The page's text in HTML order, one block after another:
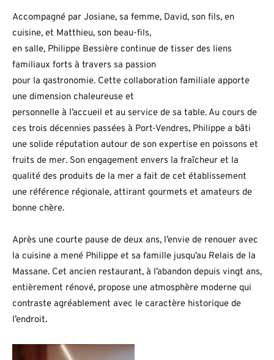
Accompagné par Josiane, sa femme, David, son fils, en
cuisine, et Matthieu, son beau-fils,
en salle, Philippe Bessière continue de tisser des liens
familiaux forts à travers sa passion
pour la gastronomie. Cette collaboration familiale apporte
une dimension chaleureuse et
personnelle à l’accueil et au service de sa table. Au cours de
ces trois décennies passées à Port-Vendres, Philippe a bâti
une solide réputation autour de son expertise en poissons et
fruits de mer. Son engagement envers la fraîcheur et la
qualité des produits de la mer a fait de cet établissement
une référence régionale, attirant gourmets et amateurs de
bonne chère.
Après une courte pause de deux ans, l’envie de renouer avec
la cuisine a mené Philippe et sa famille jusqu’au Relais de la
Massane. Cet ancien restaurant, à l’abandon depuis vingt ans,
entièrement rénové, propose une atmosphère moderne qui
contraste agréablement avec le caractère historique de
l’endroit.